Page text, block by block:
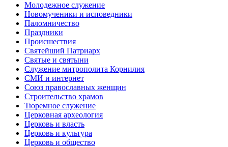
Молодежное служение
Новомученики и исповедники
Паломничество
Праздники
Происшествия
Святейший Патриарх
Святые и святыни
Служение митрополита Корнилия
СМИ и интернет
Союз православных женщин
Строительство храмов
Тюремное служение
Церковная археология
Церковь и власть
Церковь и культура
Церковь и общество